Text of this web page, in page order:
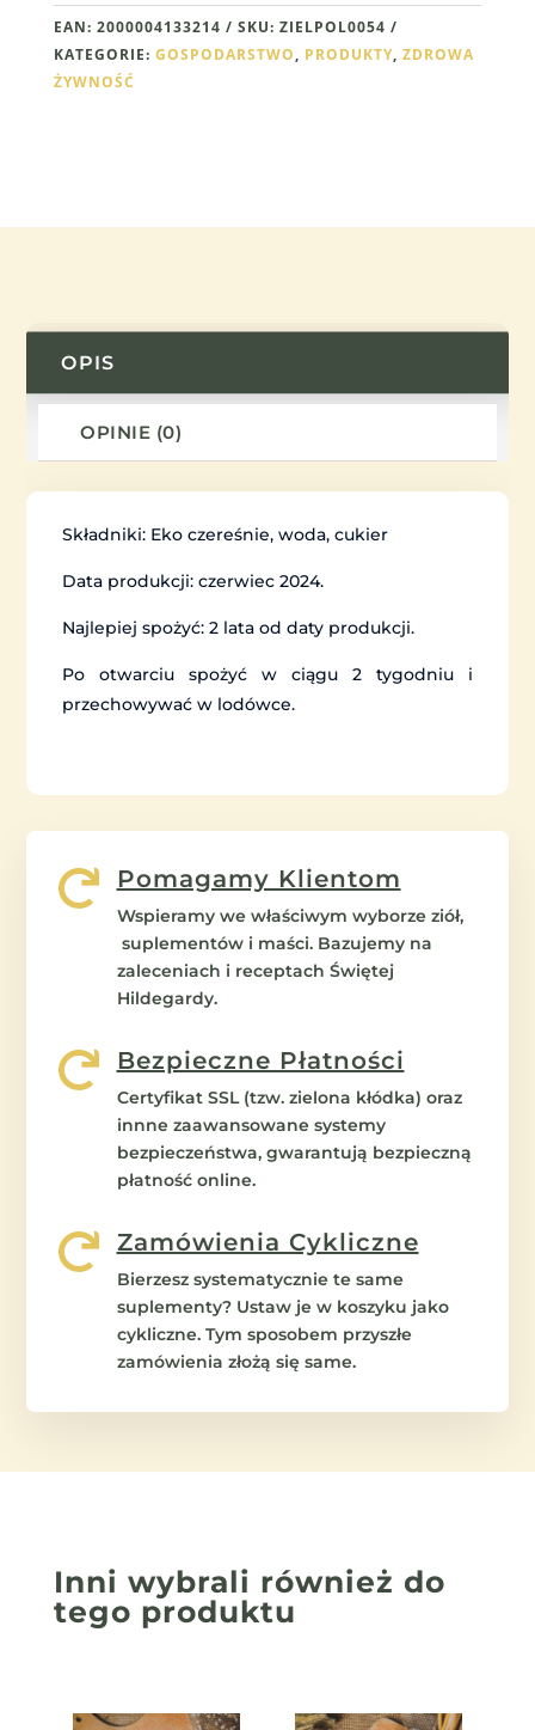
EAN: 2000004133214 SKU: ZIELPOL0054
KATEGORIE: GOSPODARSTWO, PRODUKTY, ZDROWA
ŻYWNOŚĆ
OPIS
OPINIE (0)
Składniki: Eko czereśnie, woda, cukier
Data produkcji: czerwiec 2024.
Najlepiej spożyć: 2 lata od daty produkcji.
Po otwarciu spożyć w ciągu 2 tygodniu i
przechowywać w lodówce.
 Pomagamy Klientom
Wspieramy we właściwym wyborze ziół,
suplementów i maści. Bazujemy na
zaleceniach i receptach Świętej
Hildegardy.
 Bezpieczne Płatności
Certyfikat SSL (tzw. zielona kłódka) oraz
innne zaawansowane systemy
bezpieczeństwa, gwarantują bezpieczną
płatność online.
 Zamówienia Cykliczne
Bierzesz systematycznie te same
suplementy? Ustaw je w koszyku jako
cykliczne. Tym sposobem przyszłe
zamówienia złożą się same.
Inni wybrali również do
tego produktu